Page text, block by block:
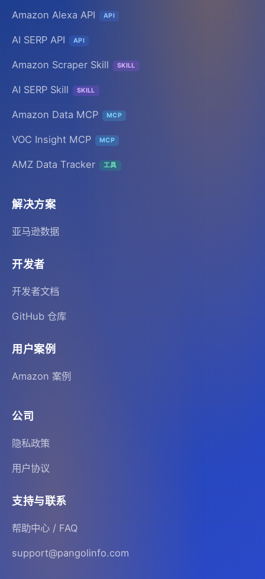
Amazon Alexa API API
AI SERP API API
Amazon Scraper Skill SKILL
AI SERP Skill SKILL
Amazon Data MCP MCP
VOC Insight MCP MCP
AMZ Data Tracker 工具
解决方案
亚马逊数据
开发者
开发者文档
GitHub 仓库
用户案例
Amazon 案例
公司
隐私政策
用户协议
支持与联系
帮助中心 / FAQ
support@pangolinfo.com